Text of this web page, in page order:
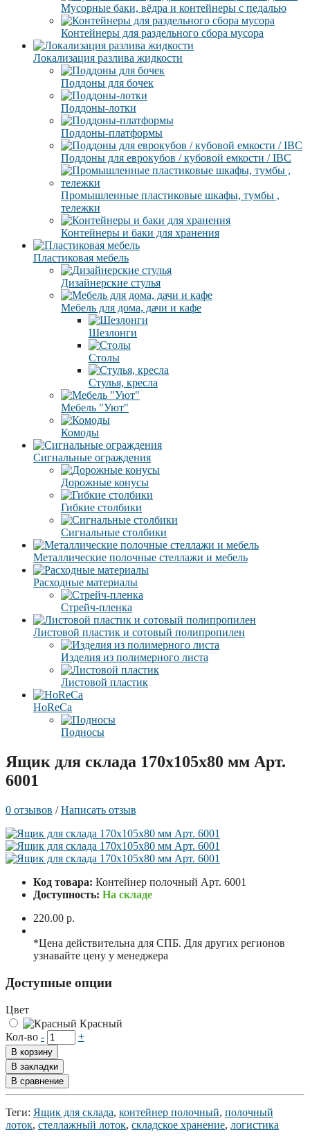
Мусорные баки, вёдра и контейнеры с педалью
Контейнеры для раздельного сбора мусора
Локализация разлива жидкости
Поддоны для бочек
Поддоны-лотки
Поддоны-платформы
Поддоны для еврокубов / кубовой емкости / IBC
Промышленные пластиковые шкафы, тумбы ,
тележки
Контейнеры и баки для хранения
Пластиковая мебель
Дизайнерские стулья
Мебель для дома, дачи и кафе
Шезлонги
Столы
Стулья, кресла
Мебель "Уют"
Комоды
Сигнальные ограждения
Дорожные конусы
Гибкие столбики
Сигнальные столбики
Металлические полочные стеллажи и мебель
Расходные материалы
Стрейч-пленка
Листовой пластик и сотовый полипропилен
Изделия из полимерного листа
Листовой пластик
HoReCa
Подносы
Ящик для склада 170x105x80 мм Арт.
6001
0 отзывов /Написать отзыв
Код товара: Контейнер полочный Арт. 6001
Доступность: На складе
220.00 р.
*Цена действительна для СПБ. Для других регионов
узнавайте цену у менеджера
Доступные опции
Цвет
Красный
Кол-во - +
В корзину
В закладки
В сравнение
Теги: Ящик для склада, контейнер полочный, полочный
лоток, стеллажный лоток, складское хранение, логистика